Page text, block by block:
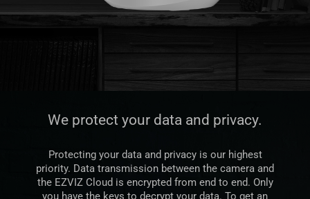
We protect your data and privacy.
Protecting your data and privacy is our highest
priority. Data transmission between the camera and
the EZVIZ Cloud is encrypted from end to end. Only
you have the keys to decrypt your data. To get an